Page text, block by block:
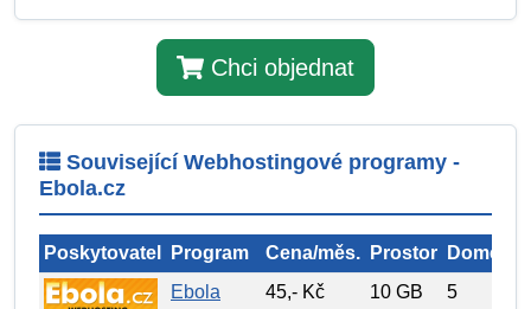
Chci objednat
Související Webhostingové programy -
Ebola.cz
Poskytovatel Program Cena/měs. Prostor
Domény
Ebola
45,- Kč 10 GB 5